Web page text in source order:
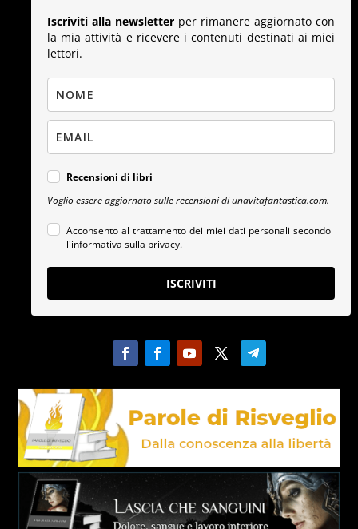
Iscriviti alla newsletter per rimanere aggiornato con
la mia attività e ricevere i contenuti destinati ai miei
lettori.
Recensioni di libri
Voglio essere aggiornato sulle recensioni di unavitafantastica.com.
Acconsento al trattamento dei miei dati personali secondo
l'informativa sulla privacy.
ISCRIVITI